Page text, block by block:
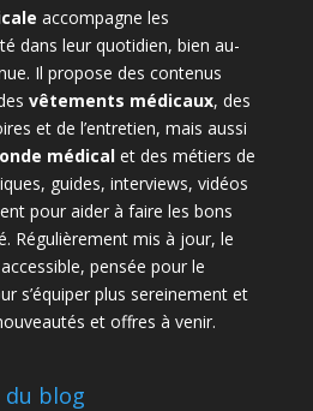
accompagne les
dans leur quotidien, bien au-
Il propose des contenus
vêtements médicaux, des
et de l’entretien, mais aussi
médicalet des métiers de
guides, interviews, vidéos
pour aider à faire les bons
Régulièrement mis à jour, le
pensée pour le
s’équiper plus sereinement et
et offres à venir.
du blog